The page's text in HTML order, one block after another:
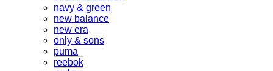
navy & green
new balance
new era
only & sons
puma
reebok